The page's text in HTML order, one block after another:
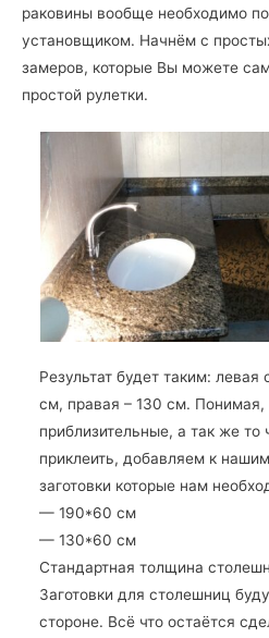
раковины вообще необходимо
установщиком. Начнём с
замеров, которые Вы можете
простой рулетки.
Результат будет таким:
см, правая – 130 см. Понимая,
приблизительные, а так же то
приклеить, добавляем к
заготовки которые нам
— 190*60 см
— 130*60 см
Стандартная толщина
Заготовки для столешниц
стороне. Всё что остаётся